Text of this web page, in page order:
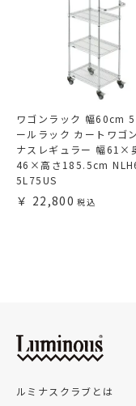
ワゴンラック 幅60cm
ールラック カートワゴ
ナスレギュラー 幅61×
46×高さ185.5cm
5L75US
22,800
ルミナスクラブとは